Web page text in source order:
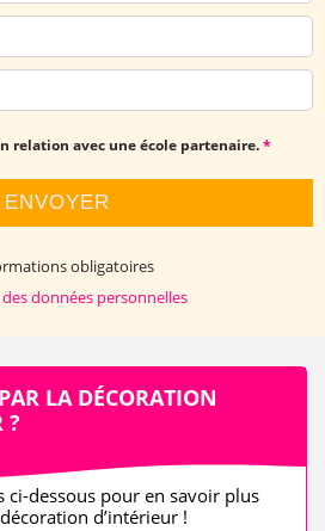
relation avec une école partenaire.*
ENVOYER
obligatoires
données personnelles
LA DÉCORATION
?
ci-dessous pour en savoir plus
d’intérieur !